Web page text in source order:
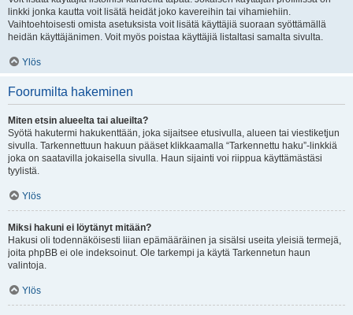
linkki jonka kautta voit lisätä heidät joko kavereihin tai vihamiehiin.
Vaihtoehtoisesti omista asetuksista voit lisätä käyttäjiä suoraan syöttämällä
heidän käyttäjänimen. Voit myös poistaa käyttäjiä listaltasi samalta sivulta.
Ylös
Foorumilta hakeminen
Miten etsin alueelta tai alueilta?
Syötä hakutermi hakukenttään, joka sijaitsee etusivulla, alueen tai viestiketjun
sivulla. Tarkennettuun hakuun pääset klikkaamalla “Tarkennettu haku”-linkkiä
joka on saatavilla jokaisella sivulla. Haun sijainti voi riippua käyttämästäsi
tyylistä.
Ylös
Miksi hakuni ei löytänyt mitään?
Hakusi oli todennäköisesti liian epämääräinen ja sisälsi useita yleisiä termejä,
joita phpBB ei ole indeksoinut. Ole tarkempi ja käytä Tarkennetun haun
valintoja.
Ylös